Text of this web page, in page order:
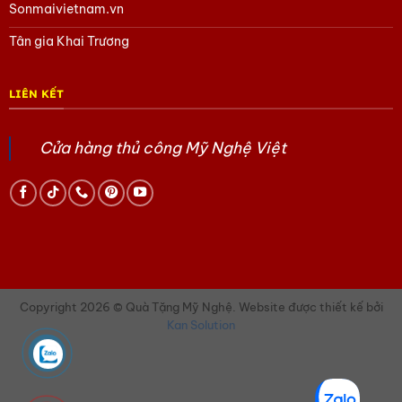
Sonmaivietnam.vn
Tân gia Khai Trương
LIÊN KẾT
Cửa hàng thủ công Mỹ Nghệ Việt
Copyright 2026 © Quà Tặng Mỹ Nghệ. Website được thiết kế bởi
Kan Solution